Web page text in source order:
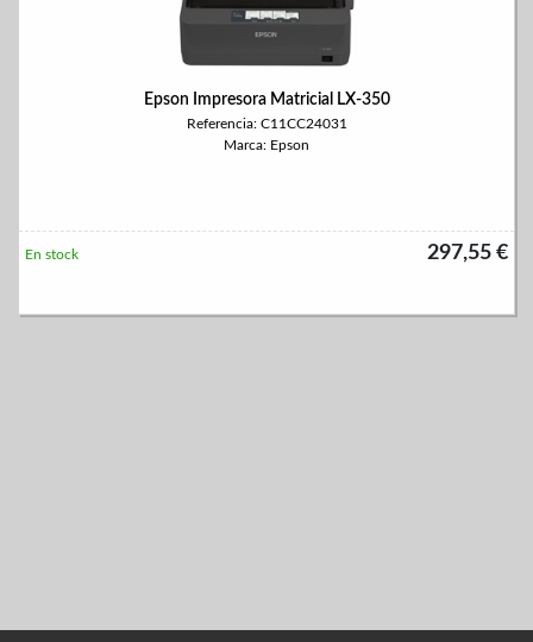
Epson Impresora Matricial LX-350
Referencia: C11CC24031
Marca: Epson
297,55 €
En stock